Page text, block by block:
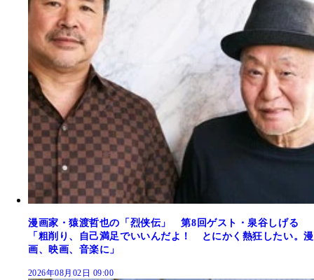
漫画家・猿渡哲也の「烈侠伝」 第8回ゲスト・泉谷しげる
「粗削り、自己満足でいいんだよ！ とにかく熱狂したい。漫
画、映画、音楽に」
2026年08月02日 09:00